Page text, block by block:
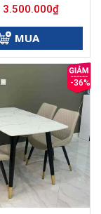
Giá
gốc
là:
4.100.000₫.
3.500.000₫Giá
hiện
tại
MUA
-36%